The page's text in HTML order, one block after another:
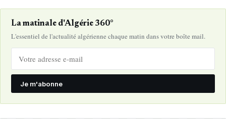
La matinale d'Algérie 360°
L'essentiel de l'actualité algérienne chaque matin dans votre boîte mail.
Je m'abonne